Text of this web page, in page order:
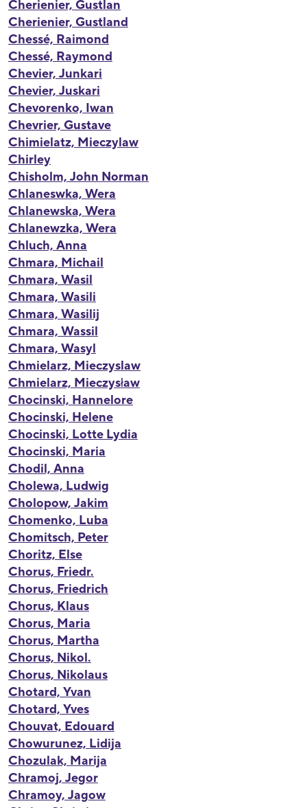
Cherienier, Gustlan
Cherienier, Gustland
Chessé, Raimond
Chessé, Raymond
Chevier, Junkari
Chevier, Juskari
Chevorenko, Iwan
Chevrier, Gustave
Chimielatz, Mieczylaw
Chirley
Chisholm, John Norman
Chlaneswka, Wera
Chlanewska, Wera
Chlanewzka, Wera
Chluch, Anna
Chmara, Michail
Chmara, Wasil
Chmara, Wasili
Chmara, Wasilij
Chmara, Wassil
Chmara, Wasyl
Chmielarz, Mieczyslaw
Chmielarz, Mieczysław
Chocinski, Hannelore
Chocinski, Helene
Chocinski, Lotte Lydia
Chocinski, Maria
Chodil, Anna
Cholewa, Ludwig
Cholopow, Jakim
Chomenko, Luba
Chomitsch, Peter
Choritz, Else
Chorus, Friedr.
Chorus, Friedrich
Chorus, Klaus
Chorus, Maria
Chorus, Martha
Chorus, Nikol.
Chorus, Nikolaus
Chotard, Yvan
Chotard, Yves
Chouvat, Edouard
Chowurunez, Lidija
Chozulak, Marija
Chramoj, Jegor
Chramoy, Jagow